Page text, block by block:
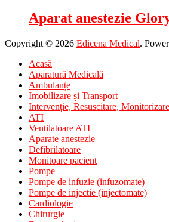
Aparat anestezie
Copyright © 2026 Edicena Medical.
Acasă
Aparatură Medicală
Ambulanțe
Imobilizare și Transport
Intervenție, Resuscitare, Monitorizare
ATI
Ventilatoare ATI
Aparate anestezie
Defibrilatoare
Monitoare pacient
Pompe
Pompe de infuzie (infuzomate)
Pompe de injectie (injectomate)
Cardiologie
Chirurgie